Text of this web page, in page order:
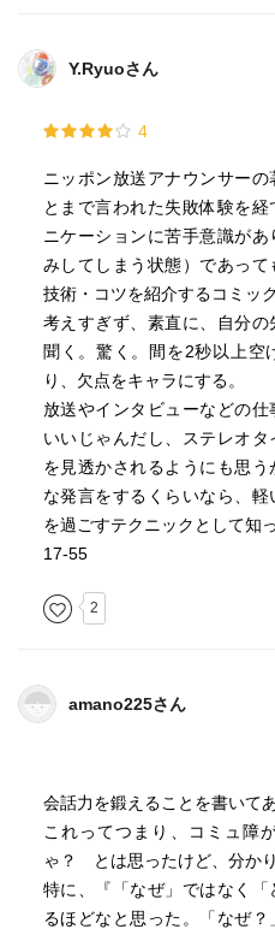
Y.Ryuoさん
4
ニッポン放送アナウンサー
とまで言われた失敗体験を
ニケーションに苦手意識が
みしてしまう状態）であっ
技術・コツを紹介するコミッ
考えすぎず、素直に、自分
聞く。驚く。間を2秒以上空
り、欠点をキャラにする。
放送やインタビューなどの
いいじゃんだし、ステレオ
を見透かされるようにも思
な発言をするくらいなら、
を過ごすテクニックとして知
17-55
2
amano225さん
会話力を鍛えることを書いてあ
これってつまり、コミュ障
ゃ？ とは思ったけど、分か
特に、『「なぜ」ではなく
るほどなと思った。「なぜ